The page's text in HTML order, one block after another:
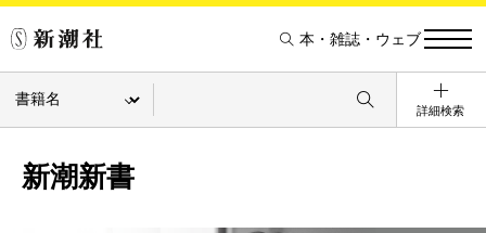
本・雑誌・ウェブ
詳細検索
新潮新書